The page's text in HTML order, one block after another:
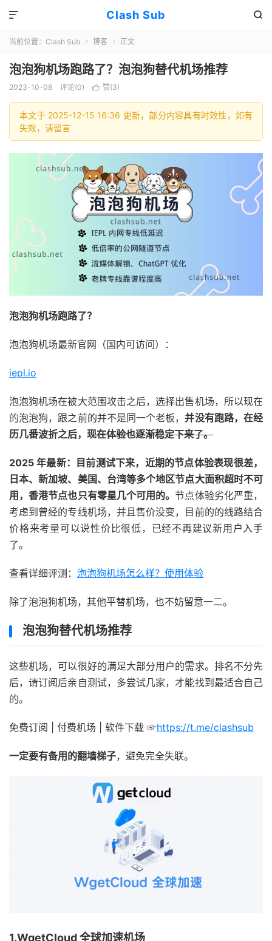
Clash Sub 

当前位置： Clash Sub  博客  正文
泡泡狗机场跑路了？泡泡狗替代机场推荐
2023-10-08 评论(0)  赞(3)
本文于 2025-12-15 16:36 更新，部分内容具有时效性，如有
失效，请留言
泡泡狗机场跑路了？
泡泡狗机场最新官网（国内可访问）：
iepl.io
泡泡狗机场在被大范围攻击之后，选择出售机场，所以现在
的泡泡狗，跟之前的并不是同一个老板，并没有跑路，在经
历几番波折之后， 现在体验也逐渐稳定下来了。
2025 年最新：目前测试下来，近期的节点体验表现很差，
日本、新加坡、美国、台湾等多个地区节点大面积超时不可
用，香港节点也只有零星几个可用的。节点体验劣化严重，
考虑到曾经的专线机场，并且售价没变，目前的的线路结合
价格来考量可以说性价比很低，已经不再建议新用户入手
了。
查看详细评测： 泡泡狗机场怎么样？使用体验
除了泡泡狗机场，其他平替机场，也不妨留意一二。
泡泡狗替代机场推荐
这些机场，可以很好的满足大部分用户的需求。排名不分先
后，请订阅后亲自测试，多尝试几家，才能找到最适合自己
的。
免费订阅 | 付费机场 | 软件下载 ☞https://t.me/clashsub
一定要有备用的翻墙梯子，避免完全失联。
1.WgetCloud 全球加速机场